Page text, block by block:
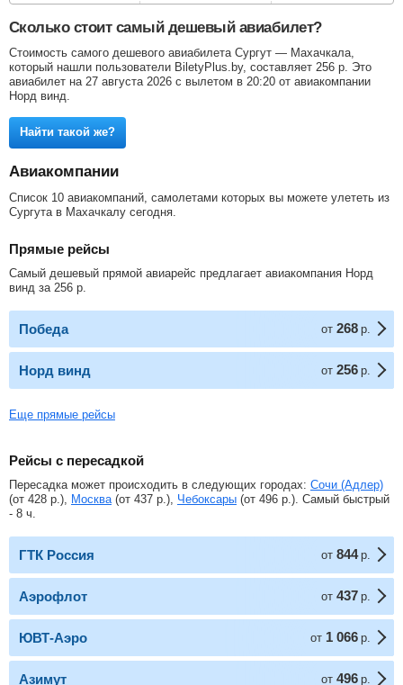
Сколько стоит самый дешевый авиабилет?
Стоимость самого дешевого авиабилета Сургут — Махачкала,
который нашли пользователи BiletyPlus.by, составляет 256 р . Это
авиабилет на 27 августа 2026 с вылетом в 20:20 от авиакомпании
Норд винд.
Найти такой же?
Авиакомпании
Список 10 авиакомпаний, самолетами которых вы можете улететь из
Сургута в Махачкалу сегодня.
Прямые рейсы
Самый дешевый прямой авиарейс предлагает авиакомпания Норд
винд за 256 р
Победа от 268 р.
Норд винд от 256 р.
Еще прямые рейсы
Рейсы с пересадкой
Пересадка может происходить в следующих городах: Сочи (Адлер)
(от 428 р. ), Москва (от 437 р. ), Чебоксары (от 496 р. ). Самый быстрый
- 8 ч.
ГТК Россия от 844 р.
Аэрофлот от 437 р.
ЮВТ-Аэро от 1 066 р.
Азимут от 496 р.